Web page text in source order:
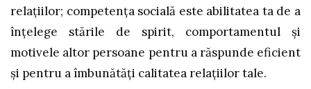
relațiilor; competența socială este abilitatea ta de a
înțelege stările de spirit, comportamentul și
motivele altor persoane pentru a răspunde eficient
și pentru a îmbunătăți calitatea relațiilor tale.